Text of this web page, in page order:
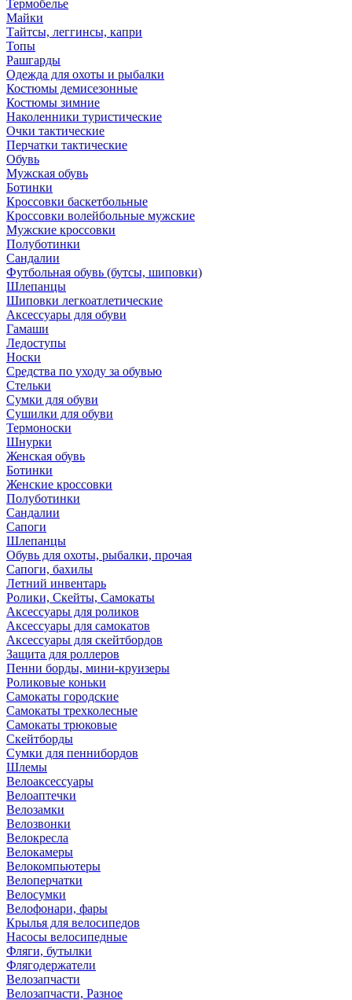
Термобелье
Майки
Тайтсы, леггинсы, капри
Топы
Рашгарды
Одежда для охоты и рыбалки
Костюмы демисезонные
Костюмы зимние
Наколенники туристические
Очки тактические
Перчатки тактические
Обувь
Мужская обувь
Ботинки
Кроссовки баскетбольные
Кроссовки волейбольные мужские
Мужские кроссовки
Полуботинки
Сандалии
Футбольная обувь (бутсы, шиповки)
Шлепанцы
Шиповки легкоатлетические
Аксессуары для обуви
Гамаши
Ледоступы
Носки
Средства по уходу за обувью
Стельки
Сумки для обуви
Сушилки для обуви
Термоноски
Шнурки
Женская обувь
Ботинки
Женские кроссовки
Полуботинки
Сандалии
Сапоги
Шлепанцы
Обувь для охоты, рыбалки, прочая
Сапоги, бахилы
Летний инвентарь
Ролики, Скейты, Самокаты
Аксессуары для роликов
Аксессуары для самокатов
Аксессуары для скейтбордов
Защита для роллеров
Пенни борды, мини-круизеры
Роликовые коньки
Самокаты городские
Самокаты трехколесные
Самокаты трюковые
Скейтборды
Сумки для пеннибордов
Шлемы
Велоаксессуары
Велоаптечки
Велозамки
Велозвонки
Велокресла
Велокамеры
Велокомпьютеры
Велоперчатки
Велосумки
Велофонари, фары
Крылья для велосипедов
Насосы велосипедные
Фляги, бутылки
Флягодержатели
Велозапчасти
Велозапчасти, Разное